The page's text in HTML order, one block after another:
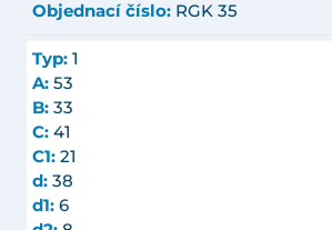
Objednací číslo: RGK 35
Typ: 1
A: 53
B: 33
C: 41
C1: 21
d: 38
d1: 6